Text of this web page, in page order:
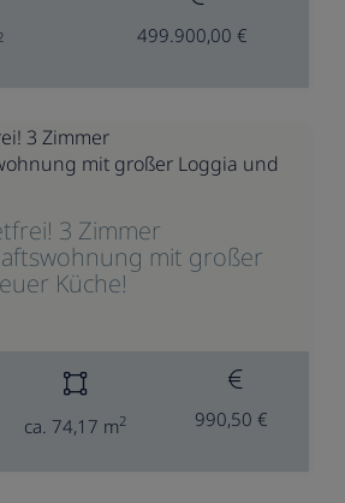
499.900,00 €
3 Zimmer
mit großer
Küche!
ca. 74,17 m2 990,50 €